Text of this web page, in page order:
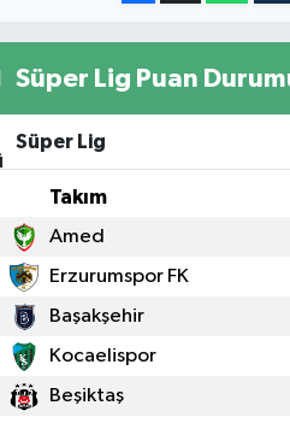
Süper Lig Puan
Süper Lig
Takım
Amed
Erzurumspor FK
Başakşehir
Kocaelispor
Beşiktaş